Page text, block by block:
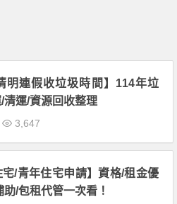
明連假收垃圾時間】114年垃
清運/資源回收整理
3,647
宅/青年住宅申請】資格/租金優
助/包租代管一次看！